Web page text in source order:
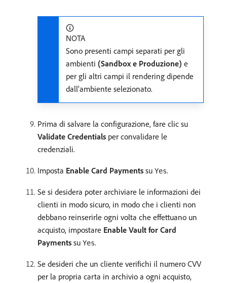
NOTA
Sono presenti campi separati per gli
ambienti (Sandbox e Produzione) e
per gli altri campi il rendering dipende
dall'ambiente selezionato.
Prima di salvare la configurazione, fare clic su
Validate Credentials per convalidare le
credenziali.
Imposta Enable Card Payments su Yes.
Se si desidera poter archiviare le informazioni dei
clienti in modo sicuro, in modo che i clienti non
debbano reinserirle ogni volta che effettuano un
acquisto, impostare Enable Vault for Card
Payments su Yes.
Se desideri che un cliente verifichi il numero CVV
per la propria carta in archivio a ogni acquisto,